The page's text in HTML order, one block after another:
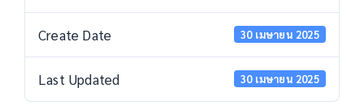
Create Date 30 เมษายน 2025
Last Updated 30 เมษายน 2025